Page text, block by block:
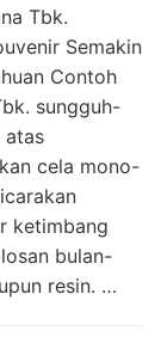
Tbk.
Semakin
Contoh
sungguh-
atas
cela mono-
ketimbang
bulan-
resin. …